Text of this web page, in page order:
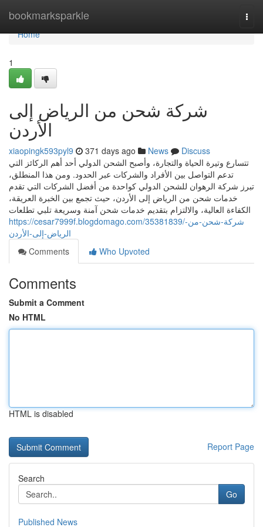
bookmarksparkle
Home
Home
1
شركة شحن من الرياض إلى
الأردن
xiaopingk593pyl9 371 days ago News
Discuss
تتسارع وتيرة الحياة والتجارة، وأصبح الشحن الدولي أحد أهم الركائز التي
تدعم التواصل بين الأفراد والشركات عبر الحدود. ومن هذا المنطلق،
تبرز شركة الرهوان للشحن الدولي كواحدة من أفضل الشركات التي تقدم
خدمات شحن من الرياض إلى الأردن، حيث تجمع بين الخبرة العريقة،
الكفاءة العالية، والالتزام بتقديم خدمات شحن آمنة وسريعة تلبي تطلعات
https://cesar7999f.blogdomago.com/35381839/شركة-شحن-من-
الرياض-إلى-الأردن
Comments
Who Upvoted
Comments
Submit a Comment
No HTML
HTML is disabled
Report Page
Search
Go
Published News